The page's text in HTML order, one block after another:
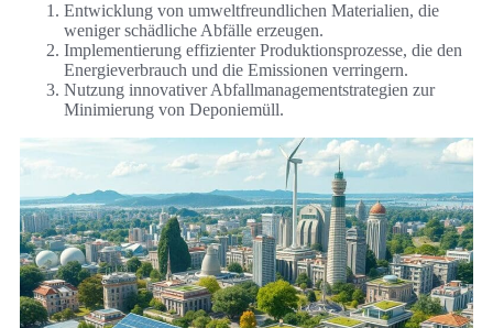
Entwicklung von umweltfreundlichen Materialien, die
weniger schädliche Abfälle erzeugen.
Implementierung effizienter Produktionsprozesse, die den
Energieverbrauch und die Emissionen verringern.
Nutzung innovativer Abfallmanagementstrategien zur
Minimierung von Deponiemüll.